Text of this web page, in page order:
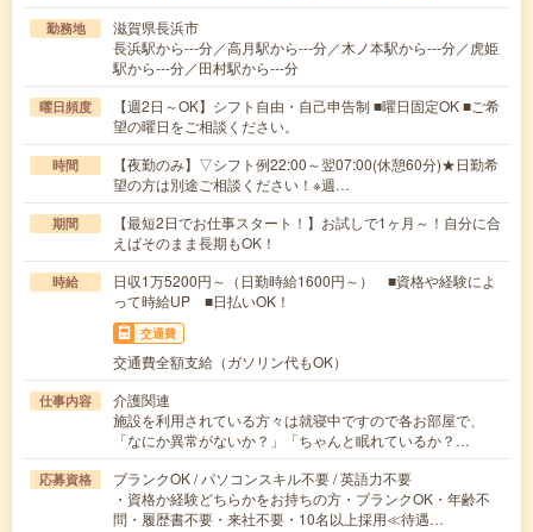
勤務地
滋賀県長浜市
長浜駅から---分／高月駅から---分／木ノ本駅から---分／虎姫
駅から---分／田村駅から---分
曜日頻度
【週2日～OK】シフト自由・自己申告制 ■曜日固定OK ■ご希
望の曜日をご相談ください。
時間
【夜勤のみ】▽シフト例22:00～翌07:00(休憩60分)★日勤希
望の方は別途ご相談ください！※週…
期間
【最短2日でお仕事スタート！】お試しで1ヶ月～！自分に合
えばそのまま長期もOK！
時給
日収1万5200円～（日勤時給1600円～） ■資格や経験によ
って時給UP ■日払いOK！
交通費
交通費全額支給（ガソリン代もOK）
仕事内容
介護関連
施設を利用されている方々は就寝中ですので各お部屋で、
「なにか異常がないか？」「ちゃんと眠れているか？…
応募資格
ブランクOK / パソコンスキル不要 / 英語力不要
・資格か経験どちらかをお持ちの方・ブランクOK・年齢不
問・履歴書不要・来社不要・10名以上採用≪待遇…